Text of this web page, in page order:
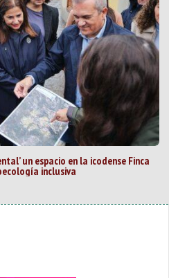
un espacio en la icodense Finca
inclusiva